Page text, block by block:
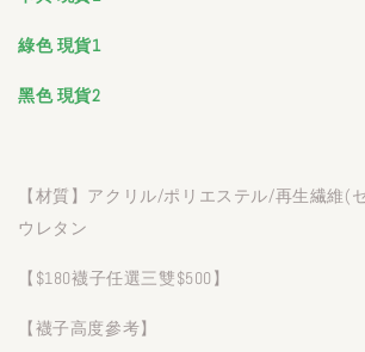
綠色 現貨1
黑色 現貨2
【材質】アクリル/ポリエステル/再生繊維(
ウレタン
【$180襪子任選三雙$500】
【襪子高度參考】